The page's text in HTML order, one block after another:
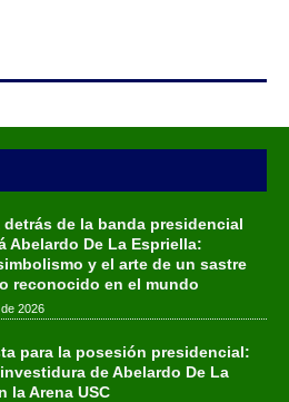
de la banda presidencial
Abelardo De La Espriella:
y el arte de un sastre
reconocido en el mundo
2026
para la posesión presidencial:
de Abelardo De La
la Arena USC